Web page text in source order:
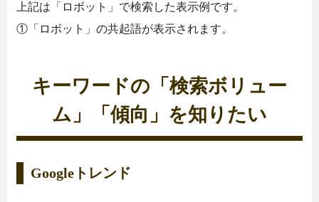
上記は「ロボット」で検索した表示例です。
①「ロボット」の共起語が表示されます。
キーワードの「検索ボリュー
ム」「傾向」を知りたい
Googleトレンド